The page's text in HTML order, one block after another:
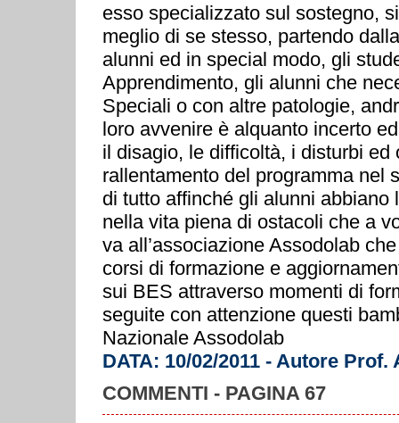
esso specializzato sul sostegno,
meglio di se stesso, partendo
alunni ed in special modo, gli
Apprendimento, gli alunni che
Speciali o con altre patologie,
loro avvenire è alquanto incerto
il disagio, le difficoltà, i disturbi
rallentamento del programma nel
di tutto affinché gli alunni
nella vita piena di ostacoli che a
va all’associazione Assodolab
corsi di formazione e
sui BES attraverso momenti di
seguite con attenzione questi
Nazionale Assodolab
DATA: 10/02/2011 - Autore
COMMENTI - PAGINA 67